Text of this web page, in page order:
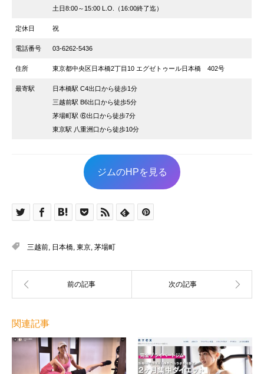
土日8:00～15:00 L.O.（16:00終了迄）
定休日 祝
電話番号 03-6262-5436
住所 東京都中央区日本橋2丁目10 エグゼトゥール日本橋 402号
最寄駅
日本橋駅 C4出口から徒歩1分
三越前駅 B6出口から徒歩5分
茅場町駅 ⑥出口から徒歩7分
東京駅 八重洲口から徒歩10分
ジムのHPを見る
三越前, 日本橋, 東京, 茅場町
関連記事